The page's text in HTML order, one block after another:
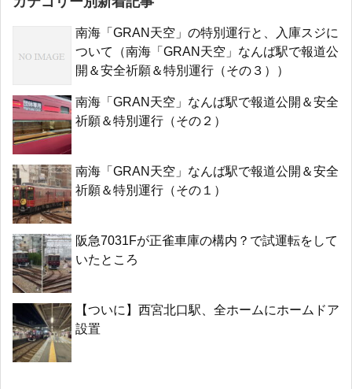
南海「GRAN天空」の特別運行と、入庫スジに
ついて（南海「GRAN天空」なんば駅で報道公
開＆安全祈願＆特別運行（その３））
南海「GRAN天空」なんば駅で報道公開＆安全
祈願＆特別運行（その２）
南海「GRAN天空」なんば駅で報道公開＆安全
祈願＆特別運行（その１）
阪急7031Fが正雀車庫の構内？で試運転をして
いたところ
【ついに】西宮北口駅、全ホームにホームドア
設置